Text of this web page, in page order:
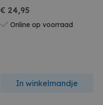
1220X1000Mm
€ 24,95
Online op voorraad
In winkelmandje